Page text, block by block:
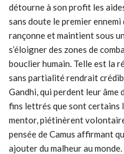
détourne à son profit les
sans doute le premier ennemi
rançonne et maintient sous
s’éloigner des zones de
bouclier humain. Telle est la
sans partialité rendrait
Gandhi, qui perdent leur âme
fins lettrés que sont certains
mentor, piétinèrent
pensée de Camus affirmant
ajouter du malheur au